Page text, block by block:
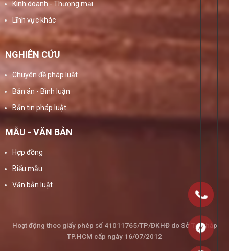
Kinh doanh - Thương mại
Lĩnh vực khác
NGHIÊN CỨU
Chuyên đề pháp luật
Bản án - Bình luận
Bản tin pháp luật
MẪU - VĂN BẢN
Hợp đồng
Biểu mẫu
Văn bản luật
Hoạt động theo giấy phép số 41011765/TP/ĐKHĐ do Sở Tư Pháp
TP.HCM cấp ngày 16/07/2012